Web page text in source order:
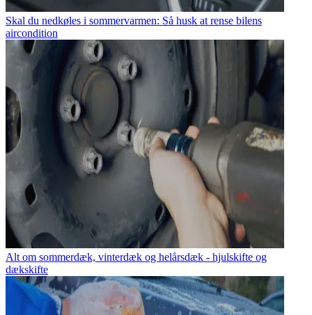
Skal du nedkøles i sommervarmen: Så husk at rense bilens
aircondition
Alt om sommerdæk, vinterdæk og helårsdæk - hjulskifte og
dækskifte